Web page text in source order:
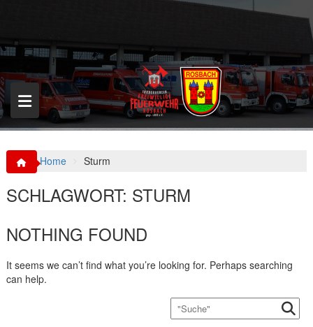
p
o
c
o
n
t
Home Sturm
SCHLAGWORT: STURM
NOTHING FOUND
It seems we can’t find what you’re looking for. Perhaps searching
can help.